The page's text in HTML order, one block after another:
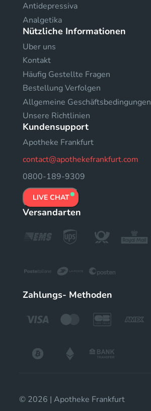
Antidepressiva
Analgetika
Nützliche Informationen
Uber uns
Kontakt
Häufig Gestellte Fragen
Bestellung Verfolgen
Allgemeine Geschäftsbedingungen
Unsere Richtlinien
Kundensupport
Apotheke Frankfurt
contact@apothekefrankfurt.com
0800-189-9309
LIVE CHAT
Versandarten
Zahlungs- Methoden
© 2026 | Apotheke Frankfurt